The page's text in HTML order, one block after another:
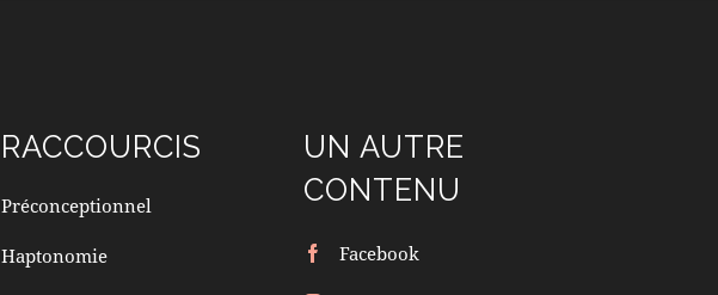
RACCOURCIS
Préconceptionnel
Haptonomie
UN AUTRE
CONTENU
Facebook